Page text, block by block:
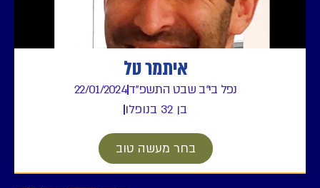
איתמר טל
נפל בי"ב שבט התשפ"ד22/01/2024
בן 32 בנופלו
בחר מעשה טוב